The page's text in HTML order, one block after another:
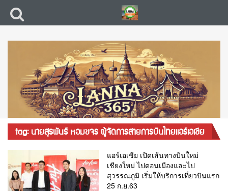
tag: นายสุรพันธ์ หอมขจร ผู้จัดการสายการบินไทยแอร์เอเชีย
แอร์เอเชีย เปิดเส้นทางบินใหม่
เชียงใหม่ ไปดอนเมืองและไป
สุวรรณภูมิ เริ่มให้บริการเที่ยวบินแรก
25 ก.ย.63